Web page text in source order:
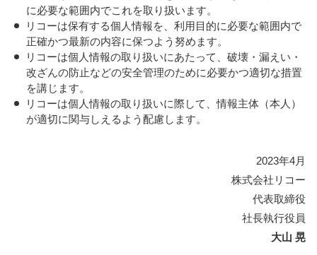
に必要な範囲内でこれを取り扱います。
リコーは保有する個人情報を、利用目的に必要な範囲内で
正確かつ最新の内容に保つよう努めます。
リコーは個人情報の取り扱いにあたって、破壊・漏えい・
改ざんの防止などの安全管理のために必要かつ適切な措置
を講じます。
リコーは個人情報の取り扱いに際して、情報主体（本人）
が適切に関与しえるよう配慮します。
2023年4月
株式会社リコー
代表取締役
社長執行役員
大山 晃